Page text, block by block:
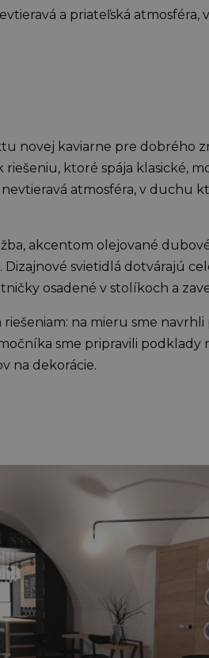
a priateľská atmosféra,
novej kaviarne pre dobrého
ktoré spája klasické,
atmosféra, v duchu
akcentom olejované
svietidlá dotvárajú
osadené v stolíkoch a
riešeniam: na mieru sme
sme pripravili
na dekorácie.